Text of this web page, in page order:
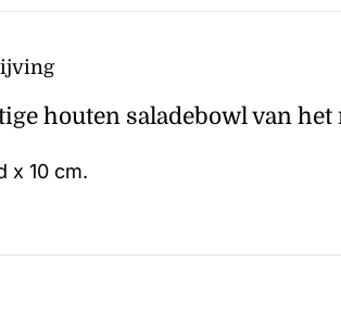
houten saladebowl van
x 10 cm.